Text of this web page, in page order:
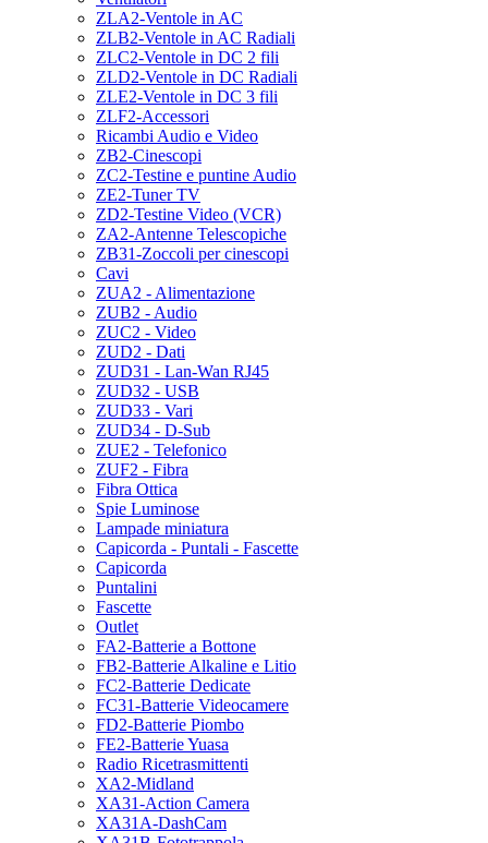
ZLA2-Ventole in AC
ZLB2-Ventole in AC Radiali
ZLC2-Ventole in DC 2 fili
ZLD2-Ventole in DC Radiali
ZLE2-Ventole in DC 3 fili
ZLF2-Accessori
Ricambi Audio e Video
ZB2-Cinescopi
ZC2-Testine e puntine Audio
ZE2-Tuner TV
ZD2-Testine Video (VCR)
ZA2-Antenne Telescopiche
ZB31-Zoccoli per cinescopi
Cavi
ZUA2 - Alimentazione
ZUB2 - Audio
ZUC2 - Video
ZUD2 - Dati
ZUD31 - Lan-Wan RJ45
ZUD32 - USB
ZUD33 - Vari
ZUD34 - D-Sub
ZUE2 - Telefonico
ZUF2 - Fibra
Fibra Ottica
Spie Luminose
Lampade miniatura
Capicorda - Puntali - Fascette
Capicorda
Puntalini
Fascette
Outlet
FA2-Batterie a Bottone
FB2-Batterie Alkaline e Litio
FC2-Batterie Dedicate
FC31-Batterie Videocamere
FD2-Batterie Piombo
FE2-Batterie Yuasa
Radio Ricetrasmittenti
XA2-Midland
XA31-Action Camera
XA31A-DashCam